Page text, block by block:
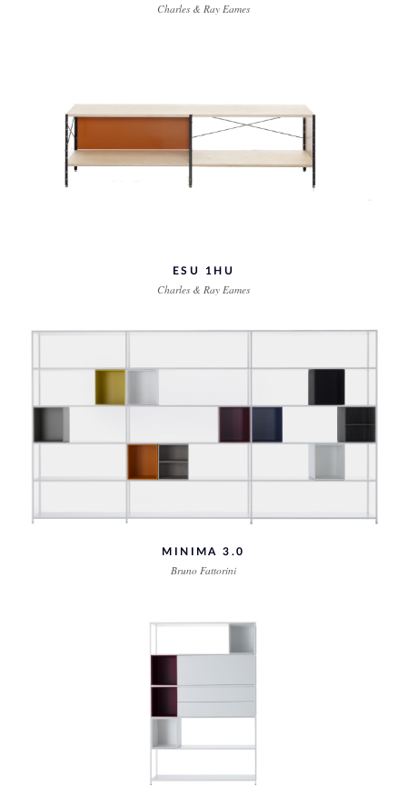
Charles & Ray Eames
ESU 1HU
Charles & Ray Eames
MINIMA 3.0
Bruno Fattorini